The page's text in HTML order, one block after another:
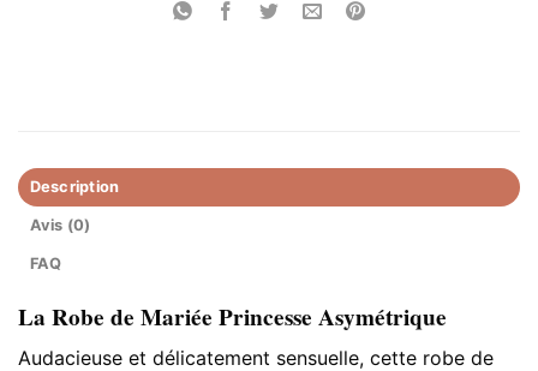
Description
Avis (0)
FAQ
La Robe de Mariée Princesse Asymétrique
Audacieuse et délicatement sensuelle, cette robe de